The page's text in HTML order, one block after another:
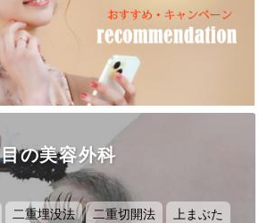
目の美容外科
二重埋没法 二重切開法
上まぶた